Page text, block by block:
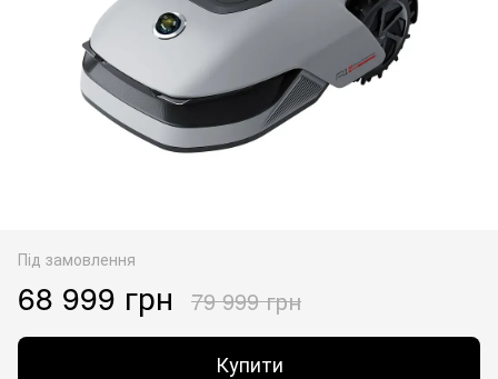
Під замовлення
68 999 грн 79 999 грн
Купити